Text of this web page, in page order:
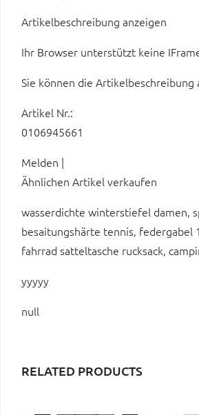
Artikelbeschreibung anzeigen
Ihr Browser unterstützt keine
Sie können die
Artikel Nr.:
0106945661
Melden |
Ähnlichen Artikel verkaufen
wasserdichte winterstiefel damen,
besaitungshärte tennis,
fahrrad satteltasche rucksack,
yyyyy
null
RELATED PRODUCTS